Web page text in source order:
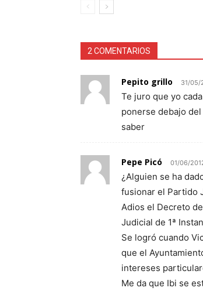
2 COMENTARIOS
Pepito grillo 31/05/
Te juro que yo
ponerse debajo
saber
Pepe Picó 01/06/
¿Alguien se ha
fusionar el Partido
Adios el Decreto
Judicial de 1ª
Se logró cuando
que el
intereses
Me da que Ibi se